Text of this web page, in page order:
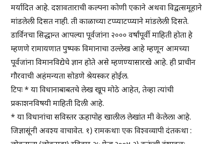
मर्यादित आहे. दशावताराची कल्पना कोणी एकाने अथवा विद्वत्समूहाने
मांडलेली दिसत नाही. ती काळाच्या टप्प्याटप्प्याने मांडलेली दिसते.
डार्विनचा सिद्धान्त आपल्या पूर्वजांना २००० वर्षांपूर्वी माहिती होता हे
म्हणणे रामायणात पुष्पक विमानाचा उल्लेख आहे म्हणून आमच्या
पूर्वजांना विमानविद्येचे ज्ञान होते असे म्हणण्यासारखे आहे. ही प्राचीन
गौरवाची अहंमन्यता सोडणे श्रेयस्कर होईल.
टिपः * या विधानाबाबतचे लेख खूप मोठे आहेत, तेव्हा त्यांची
प्रकाशनविषयी माहिती दिली आहे.
* या विधानांचा सविस्तर ऊहापोह खालील लेखांत मी केलेला आहे.
जिज्ञासूंनी अवश्य वाचावेत. १) रामकथाः एक विश्वव्यापी दंतकथा :